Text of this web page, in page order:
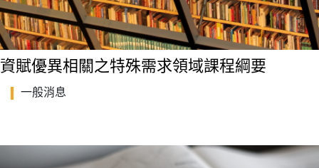
資賦優異相關之特殊需求領域課程綱要
一般消息